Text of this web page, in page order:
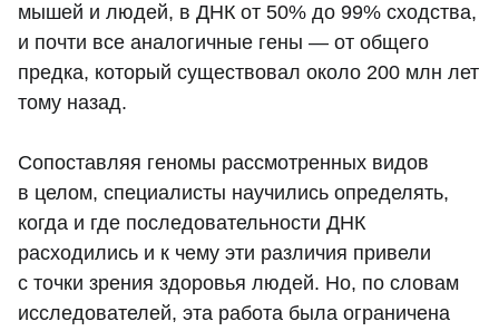
мышей и людей, в ДНК от 50% до 99% сходства,
и почти все аналогичные гены — от общего
предка, который существовал около 200 млн лет
тому назад.
Сопоставляя геномы рассмотренных видов
в целом, специалисты научились определять,
когда и где последовательности ДНК
расходились и к чему эти различия привели
с точки зрения здоровья людей. Но, по словам
исследователей, эта работа была ограничена